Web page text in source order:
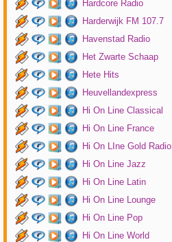
Hardcore Radio
Harderwijk FM 107.7
Havenstad Radio
Het Zwarte Schaap
Hete Hits
Heuvellandexpress
Hi On Line Classical
Hi On Line France
Hi On LIne Gold Radio
Hi On Line Jazz
Hi On Line Latin
Hi On Line Lounge
Hi On Line Pop
Hi On Line World